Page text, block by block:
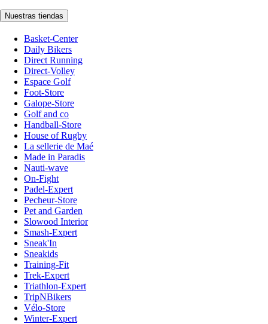
Nuestras tiendas
Basket-Center
Daily Bikers
Direct Running
Direct-Volley
Espace Golf
Foot-Store
Galope-Store
Golf and co
Handball-Store
House of Rugby
La sellerie de Maé
Made in Paradis
Nauti-wave
On-Fight
Padel-Expert
Pecheur-Store
Pet and Garden
Slowood Interior
Smash-Expert
Sneak'In
Sneakids
Training-Fit
Trek-Expert
Triathlon-Expert
TripNBikers
Vélo-Store
Winter-Expert